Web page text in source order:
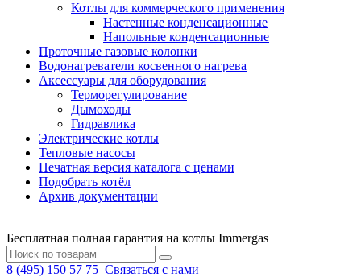
Котлы для коммерческого применения
Настенные конденсационные
Напольные конденсационные
Проточные газовые колонки
Водонагреватели косвенного нагрева
Аксессуары для оборудования
Терморегулирование
Дымоходы
Гидравлика
Электрические котлы
Тепловые насосы
Печатная версия каталога с ценами
Подобрать котёл
Архив документации
Бесплатная полная гарантия на котлы Immergas
8 (495) 150 57 75 Связаться с нами